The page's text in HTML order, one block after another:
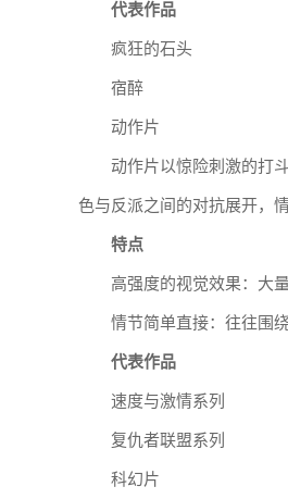
代表作品
疯狂的石头
宿醉
动作片
动作片以惊险刺激的打
色与反派之间的对抗展开，
特点
高强度的视觉效果：大
情节简单直接：往往围
代表作品
速度与激情系列
复仇者联盟系列
科幻片